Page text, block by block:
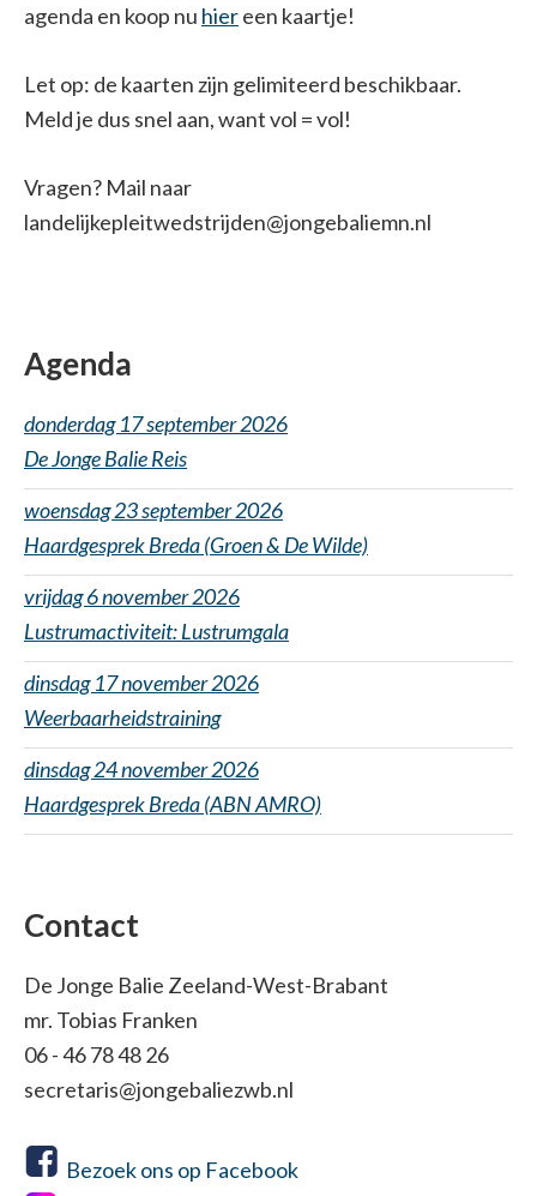
agenda en koop nu hiereen kaartje!
Let op: de kaarten zijn gelimiteerd beschikbaar.
Meld je dus snel aan, want vol = vol!
Vragen? Mail naar
landelijkepleitwedstrijden@jongebaliemn.nl
Agenda
donderdag 17 september 2026
De Jonge Balie Reis
woensdag 23 september 2026
Haardgesprek Breda (Groen & De Wilde)
vrijdag 6 november 2026
Lustrumactiviteit: Lustrumgala
dinsdag 17 november 2026
Weerbaarheidstraining
dinsdag 24 november 2026
Haardgesprek Breda (ABN AMRO)
Contact
De Jonge Balie Zeeland-West-Brabant
mr. Tobias Franken
06 - 46 78 48 26
secretaris@jongebaliezwb.nl
Bezoek ons op Facebook